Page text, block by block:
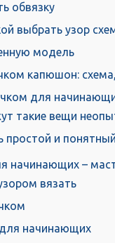
обвязку
выбрать узор
модель
капюшон:
для
такие вещи
простой и
начинающих –
вязать
начинающих